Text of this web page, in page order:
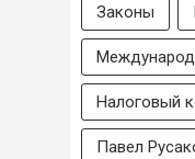
Законы
Налоговый
Павел